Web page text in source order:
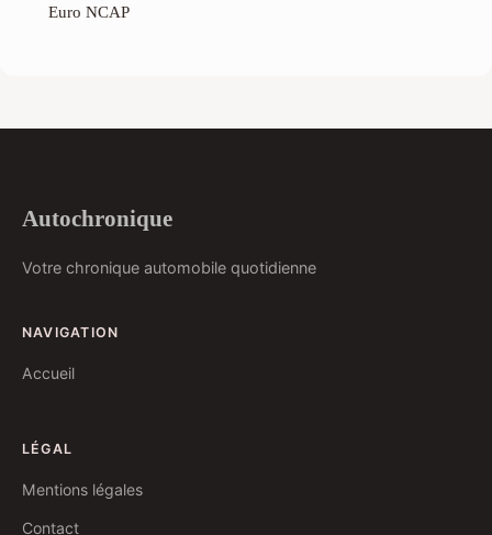
Euro NCAP
Autochronique
Votre chronique automobile quotidienne
NAVIGATION
Accueil
LÉGAL
Mentions légales
Contact